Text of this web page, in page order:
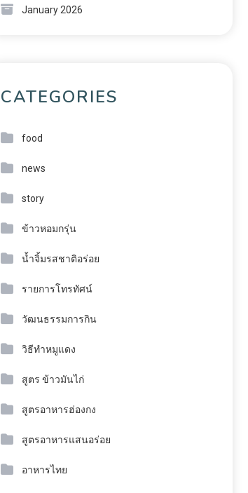
January 2026
CATEGORIES
food
news
story
ข้าวหอมกรุ่น
น้ำจิ้มรสชาติอร่อย
รายการโทรทัศน์
วัฒนธรรมการกิน
วิธีทำหมูแดง
สูตร ข้าวมันไก่
สูตรอาหารฮ่องกง
สูตรอาหารแสนอร่อย
อาหารไทย